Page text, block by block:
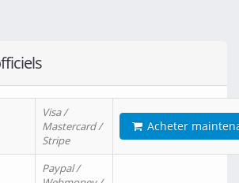
Visa /
Mastercard /
Stripe
Acheter
Paypal /